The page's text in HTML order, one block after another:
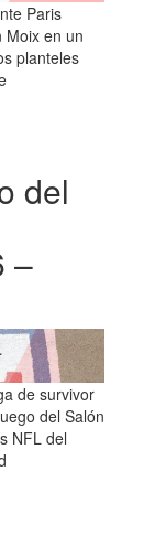
Paris
Moix en un
planteles
del
–
de survivor
del Salón
NFL del